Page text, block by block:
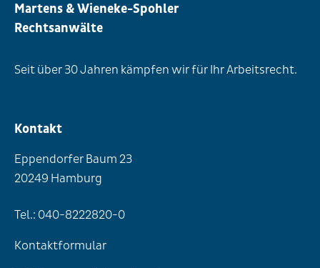
Martens & Wieneke-Spohler
Rechtsanwälte
Seit über 30 Jahren kämpfen wir für Ihr Arbeitsrecht.
Kontakt
Eppendorfer Baum 23
20249 Hamburg
Tel.: 040-8222820-0
Kontaktformular